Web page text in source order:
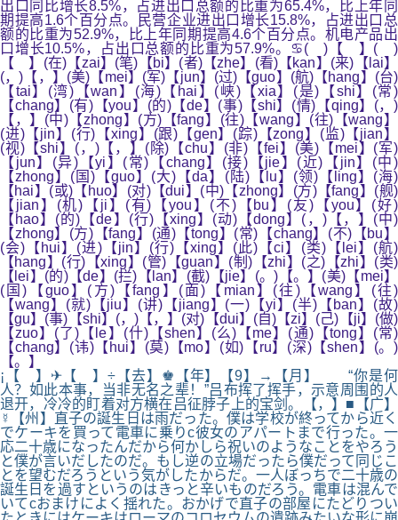
出口同比增长8.5%，占进出口总额的比重为65.4%，比上年同
期提高1.6个百分点。民营企业进出口增长15.8%，占进出口总
额的比重为52.9%，比上年同期提高4.6个百分点。机电产品出
口增长10.5%，占出口总额的比重为57.9%。♋( )【 】( )
【 】(在)【zai】(笔)【bi】(者)【zhe】(看)【kan】(来)【lai】
(，)【，】(美)【mei】(军)【jun】(过)【guo】(航)【hang】(台)
【tai】(湾)【wan】(海)【hai】(峡)【xia】(是)【shi】(常)
【chang】(有)【you】(的)【de】(事)【shi】(情)【qing】(，)
【，】(中)【zhong】(方)【fang】(往)【wang】(往)【wang】
(进)【jin】(行)【xing】(跟)【gen】(踪)【zong】(监)【jian】
(视)【shi】(，)【，】(除)【chu】(非)【fei】(美)【mei】(军)
【jun】(异)【yi】(常)【chang】(接)【jie】(近)【jin】(中)
【zhong】(国)【guo】(大)【da】(陆)【lu】(领)【ling】(海)
【hai】(或)【huo】(对)【dui】(中)【zhong】(方)【fang】(舰)
【jian】(机)【ji】(有)【you】(不)【bu】(友)【you】(好)
【hao】(的)【de】(行)【xing】(动)【dong】(，)【，】(中)
【zhong】(方)【fang】(通)【tong】(常)【chang】(不)【bu】
(会)【hui】(进)【jin】(行)【xing】(此)【ci】(类)【lei】(航)
【hang】(行)【xing】(管)【guan】(制)【zhi】(之)【zhi】(类)
【lei】(的)【de】(拦)【lan】(截)【jie】(。)【。】(美)【mei】
(国)【guo】(方)【fang】(面)【mian】(往)【wang】(往)
【wang】(就)【jiu】(讲)【jiang】(一)【yi】(半)【ban】(故)
【gu】(事)【shi】(，)【，】(对)【dui】(自)【zi】(己)【ji】(做)
【zuo】(了)【le】(什)【shen】(么)【me】(通)【tong】(常)
【chang】(讳)【hui】(莫)【mo】(如)【ru】(深)【shen】(。)
【。】
¡【 】✈【 】÷【去】♚【年】【9】→【月】 “你是何
人？如此本事，当非无名之辈！”吕布挥了挥手，示意周围的人
退开，冷冷的盯着对方横在吕征脖子上的宝剑。【，】■【广】
☿【州】直子の誕生日は雨だった。僕は学校が終ってから近く
でケーキを買って電車に乗りc彼女のアパートまで行った。一
応二十歳になったんだから何かしら祝いのようなことをやろう
と僕が言いだしたのだ。もし逆の立場だったら僕だって同じこ
とを望むだろうという気がしたからだ。一人ぼっちで二十歳の
誕生日を過すというのはきっと辛いものだろう。電車は混んで
いてcおまけによく揺れた。おかげで直子の部屋にたどりつい